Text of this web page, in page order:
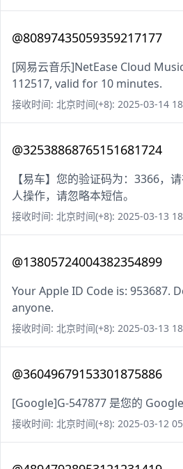
@80897435059359217177
[网易云音乐]NetEase Cloud
112517, valid for 10 minutes.
接收时间: 北京时间(+8): 2025-03-14
@32538868765151681724
【易车】您的验证码为：3366，
人操作，请忽略本短信。
接收时间: 北京时间(+8): 2025-03-13
@13805724004382354899
Your Apple ID Code is: 953687.
anyone.
接收时间: 北京时间(+8): 2025-03-13
@36049679153301875886
[Google]G-547877 是您的 Google
接收时间: 北京时间(+8): 2025-03-12